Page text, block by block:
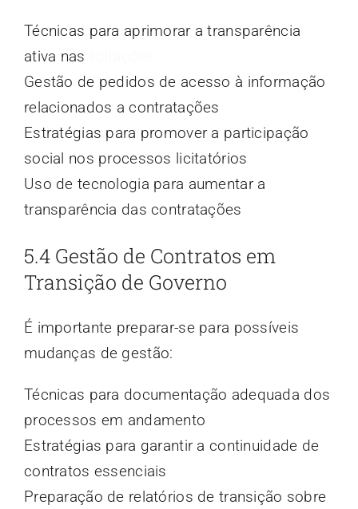
Técnicas para aprimorar a transparência
ativa nas
Gestão de pedidos de acesso à informação
relacionados a contratações
Estratégias para promover a participação
social nos processos licitatórios
Uso de tecnologia para aumentar a
transparência das contratações
5.4 Gestão de Contratos em
Transição de Governo
É importante preparar-se para possíveis
mudanças de gestão:
Técnicas para documentação adequada dos
processos em andamento
Estratégias para garantir a continuidade de
contratos essenciais
Preparação de relatórios de transição sobre